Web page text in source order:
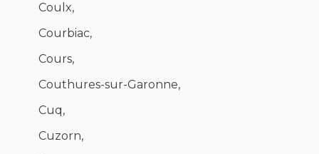
Coulx,
Courbiac,
Cours,
Couthures-sur-Garonne,
Cuq,
Cuzorn,